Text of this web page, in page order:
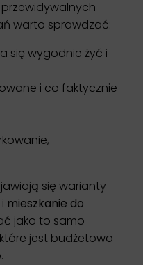
warto sprawdzać:
się wygodnie żyć i
i co faktycznie
się warianty
i mieszkanie do
jako to samo
jest budżetowo